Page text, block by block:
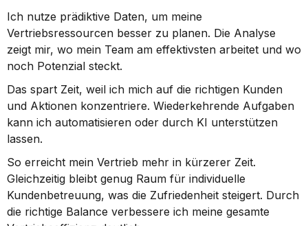
Ich nutze prädiktive Daten, um meine
Vertriebsressourcen besser zu planen. Die Analyse
zeigt mir, wo mein Team am effektivsten arbeitet und wo
noch Potenzial steckt.
Das spart Zeit, weil ich mich auf die richtigen Kunden
und Aktionen konzentriere. Wiederkehrende Aufgaben
kann ich automatisieren oder durch KI unterstützen
lassen.
So erreicht mein Vertrieb mehr in kürzerer Zeit.
Gleichzeitig bleibt genug Raum für individuelle
Kundenbetreuung, was die Zufriedenheit steigert. Durch
die richtige Balance verbessere ich meine gesamte